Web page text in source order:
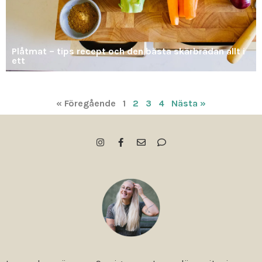
Plåtmat – tips recept och den bästa skärbrädan allt i
ett
« Föregående 1 2 3 4 Nästa »